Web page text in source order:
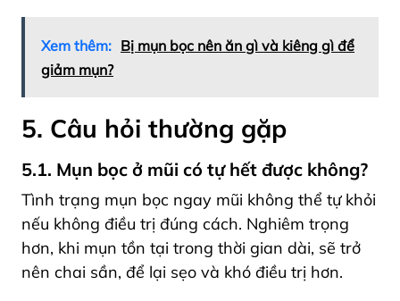
Xem thêm: Bị mụn bọc nên ăn gì và kiêng gì để
giảm mụn?
5. Câu hỏi thường gặp
5.1. Mụn bọc ở mũi có tự hết được không?
Tình trạng mụn bọc ngay mũi không thể tự khỏi
nếu không điều trị đúng cách. Nghiêm trọng
hơn, khi mụn tồn tại trong thời gian dài, sẽ trở
nên chai sần, để lại sẹo và khó điều trị hơn.